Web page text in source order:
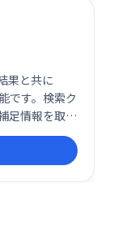
果と共に
です。検索ク
足情報を取得
果だけでは得
な情報収集